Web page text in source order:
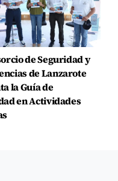
de Seguridad y
de Lanzarote
la Guía de
en Actividades